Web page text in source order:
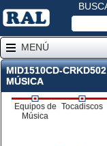
MENÚ
MID1510CD-
MÚSICA
Equipos de
Música
Tocadiscos